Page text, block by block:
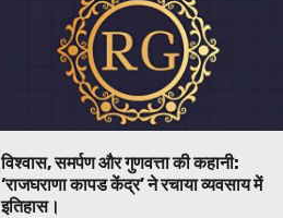
विश्वास, समर्पण और गुणवत्ता की कहानी:
‘राजघराणा कापड केंद्र’ ने रचाया व्यवसाय में
इतिहास।